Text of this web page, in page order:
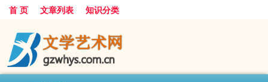
首 页 文章列表 知识分类